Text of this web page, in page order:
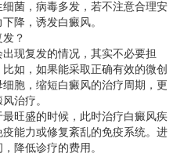
菌，病毒多发，若不注意合理安
降，诱发白癜风。
？
复发的情况，其实不必要担
如，如果能采取正确有效的微创
胞，缩短白癜风的治疗周期，更
风治疗。
旺盛的时候，此时治疗白癜风疾
能力或修复紊乱的免疫系统。进
降低诊疗的费用。